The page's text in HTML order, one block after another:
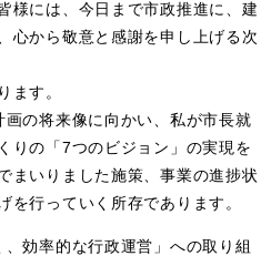
様には、今日まで市政推進に、建
心から敬意と感謝を申し上げる次
ます。
の将来像に向かい、私が市長就
りの「7つのビジョン」の実現を
まいりました施策、事業の進捗状
を行っていく所存であります。
効率的な行政運営」への取り組